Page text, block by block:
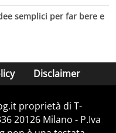
semplici per far bere e
Disclaimer
proprietà di T-
20126 Milano - P.Iva